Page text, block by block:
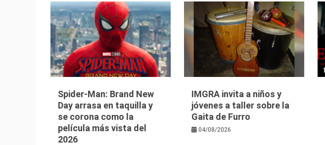
Spider-Man: Brand New
Day arrasa en taquilla y
se corona como la
película más vista del
2026
IMGRA invita a niños y
jóvenes a taller sobre la
Gaita de Furro
04/08/2026